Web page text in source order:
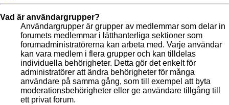
Vad är användargrupper?
Användargrupper är grupper av medlemmar som delar in
forumets medlemmar i lätthanterliga sektioner som
forumadministratörerna kan arbeta med. Varje användar
kan vara medlem i flera grupper och kan tilldelas
individuella behörigheter. Detta gör det enkelt för
administratörer att ändra behörigheter för många
användare på samma gång, som till exempel att byta
moderationsbehörigheter eller ge användare tillgång till
ett privat forum.